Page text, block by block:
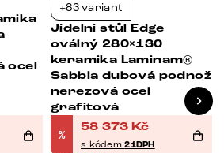
ocel
+83 variant
Jídelní stůl Edge
oválný 280×130
keramika Laminam®
Sabbia dubová podnož
nerezová ocel
grafitová
%
58 373 Kč
s kódem21DPH